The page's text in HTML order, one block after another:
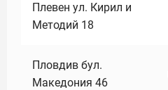
Плевен ул. Кирил и
Методий 18
Пловдив бул.
Македония 46